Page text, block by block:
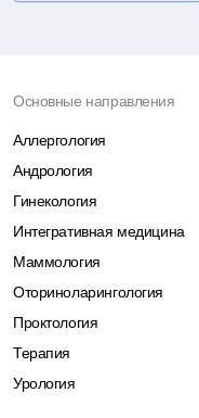
Основные направления
Аллергология
Андрология
Гинекология
Интегративная медицина
Маммология
Оториноларингология
Проктология
Терапия
Урология